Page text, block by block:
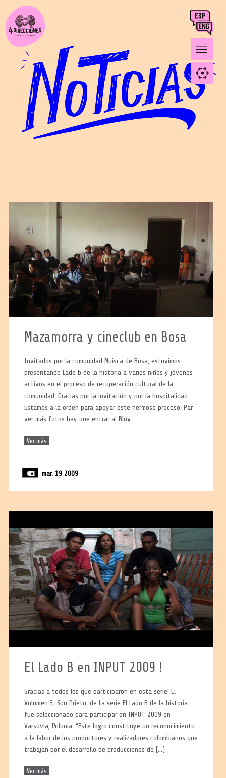
Mazamorra y cineclub en Bosa
Invitados por la comunidad Muisca de Bosa, estuvimos
presentando Lado b de la historia a varios niños y jóvenes
activos en el proceso de recuperación cultural de la
comunidad. Gracias por la invitación y por la hospitalidad.
Estamos a la orden para apoyar este hermoso proceso. Par
ver más fotos hay que entrar al Blog.
Ver más
mar. 19 2009
El Lado B en INPUT 2009 !
Gracias a todos los que participaron en esta serie! El
Volumen 3, Son Prieto, de La serie El Lado B de la historia
fue seleccionado para participar en INPUT 2009 en
Varsovia, Polonia. “Este logro constituye un reconocimiento
a la labor de los productores y realizadores colombianos que
trabajan por el desarrollo de producciones de […]
Ver más